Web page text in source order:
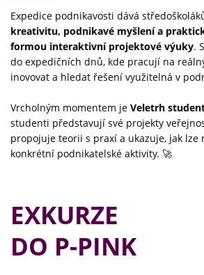
Expedice podnikavosti dává
kreativitu, podnikavé myšlení a
formou interaktivní projektové výuky.
do expedičních dnů, kde pracují na
inovovat a hledat řešení využitelná v
Vrcholným momentem je Veletrh
studenti představují své projekty
propojuje teorii s praxí a ukazuje, jak lze
konkrétní podnikatelské aktivity. 🚀
EXKURZE
DO P-PINK